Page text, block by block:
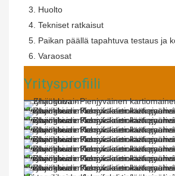
3. Huolto
4. Tekniset ratkaisut
5. Paikan päällä tapahtuva testaus ja
6. Varaosat
Yritysprofiili